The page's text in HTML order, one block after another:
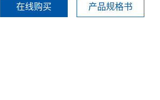
在线购买 产品规格书